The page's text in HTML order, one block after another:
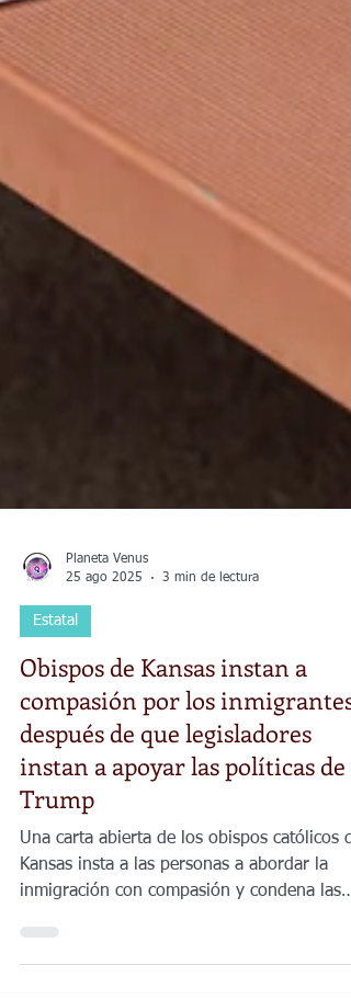
Planeta Venus
25 ago 2025
3 min de lectura
Estatal
Obispos de Kansas instan a
compasión por los inmigrantes
después de que legisladores
Trump